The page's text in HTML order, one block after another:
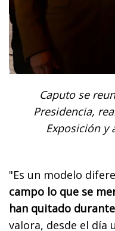
Caputo se
Presidencia,
Exposición y
"Es un modelo
campo lo que se
han quitado
valora, desde el día